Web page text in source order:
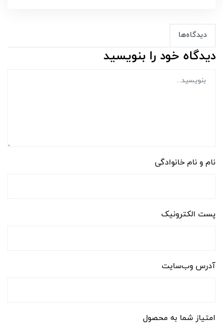
دیدگاه‌ها
دیدگاه خود را بنویسید
نام و نام خانوادگی
پست الکترونیک
آدرس وب‌سایت
امتیاز شما به محصول